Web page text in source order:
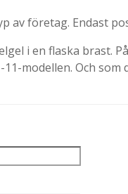
av företag. Endast
i en flaska brast.
modellen. Och